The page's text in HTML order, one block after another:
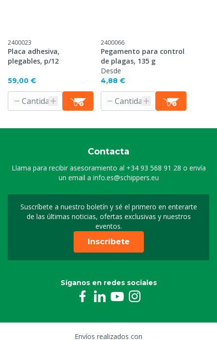
2400023
Placa adhesiva,
plegables, p/12
59,00 €
2400066
Pegamento para control
de plagas, 135 g
Desde
4,88 €
Contacta
Llama para recibir asesoramiento al +34 93 568 91 28 o envía
un email a info.es@schippers.eu
Suscríbete a nuestro boletín y sé el primero en enterarte
de las últimas noticias, ofertas exclusivas y nuestros
eventos.
Suscripción a nuestro
Inscríbete
Síganos en redes sociales
Envíos realizados con